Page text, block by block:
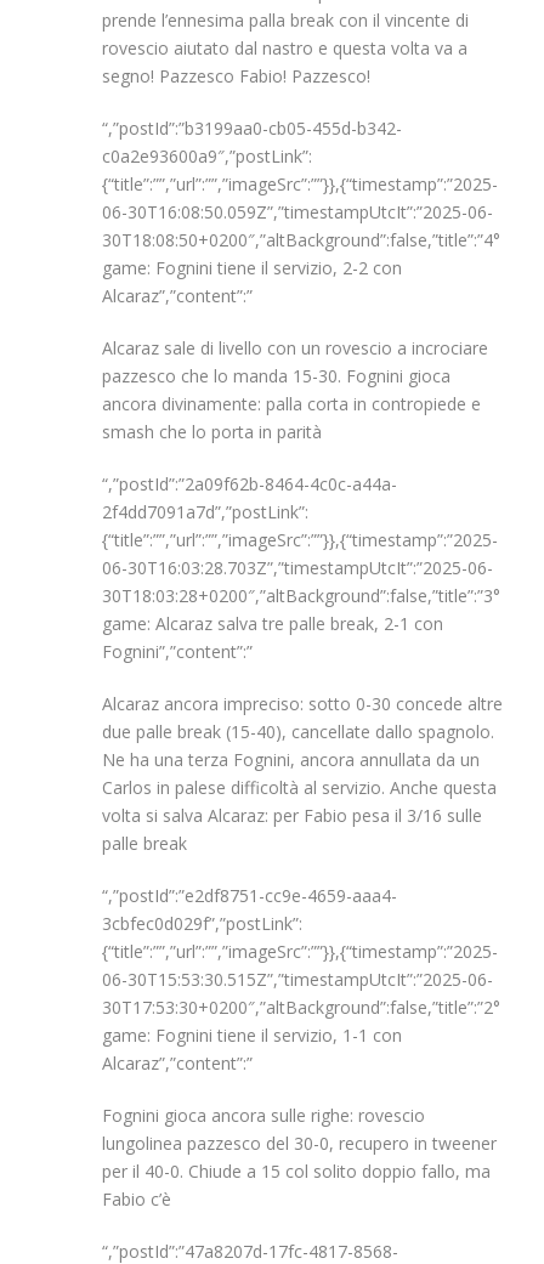
prende l’ennesima palla break con il vincente di
rovescio aiutato dal nastro e questa volta va a
segno! Pazzesco Fabio! Pazzesco!
“,”postId”:”b3199aa0-cb05-455d-b342-
c0a2e93600a9″,”postLink”:
{“title”:””,”url”:””,”imageSrc”:””}},{“timestamp”:”2025-
06-30T16:08:50.059Z”,”timestampUtcIt”:”2025-06-
30T18:08:50+0200″,”altBackground”:false,”title”:”4°
game: Fognini tiene il servizio, 2-2 con
Alcaraz”,”content”:”
Alcaraz sale di livello con un rovescio a incrociare
pazzesco che lo manda 15-30. Fognini gioca
ancora divinamente: palla corta in contropiede e
smash che lo porta in parità
“,”postId”:”2a09f62b-8464-4c0c-a44a-
2f4dd7091a7d”,”postLink”:
{“title”:””,”url”:””,”imageSrc”:””}},{“timestamp”:”2025-
06-30T16:03:28.703Z”,”timestampUtcIt”:”2025-06-
30T18:03:28+0200″,”altBackground”:false,”title”:”3°
game: Alcaraz salva tre palle break, 2-1 con
Fognini”,”content”:”
Alcaraz ancora impreciso: sotto 0-30 concede altre
due palle break (15-40), cancellate dallo spagnolo.
Ne ha una terza Fognini, ancora annullata da un
Carlos in palese difficoltà al servizio. Anche questa
volta si salva Alcaraz: per Fabio pesa il 3/16 sulle
palle break
“,”postId”:”e2df8751-cc9e-4659-aaa4-
3cbfec0d029f”,”postLink”:
{“title”:””,”url”:””,”imageSrc”:””}},{“timestamp”:”2025-
06-30T15:53:30.515Z”,”timestampUtcIt”:”2025-06-
30T17:53:30+0200″,”altBackground”:false,”title”:”2°
game: Fognini tiene il servizio, 1-1 con
Alcaraz”,”content”:”
Fognini gioca ancora sulle righe: rovescio
lungolinea pazzesco del 30-0, recupero in tweener
per il 40-0. Chiude a 15 col solito doppio fallo, ma
Fabio c’è
“,”postId”:”47a8207d-17fc-4817-8568-